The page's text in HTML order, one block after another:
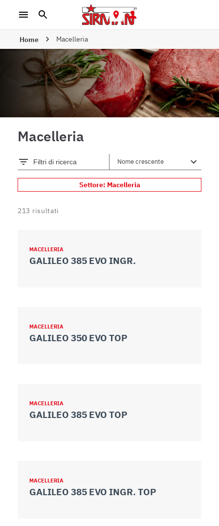
Home Macelleria
Macelleria
Filtri di ricerca
Settore: Macelleria
213 risultati
MACELLERIA
GALILEO 385 EVO INGR.
MACELLERIA
GALILEO 350 EVO TOP
MACELLERIA
GALILEO 385 EVO TOP
MACELLERIA
GALILEO 385 EVO INGR. TOP